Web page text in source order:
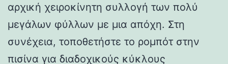
αρχική χειροκίνητη συλλογή των πολύ
μεγάλων φύλλων με μια απόχη. Στη
συνέχεια, τοποθετήστε το ρομπότ στην
πισίνα για διαδοχικούς κύκλους